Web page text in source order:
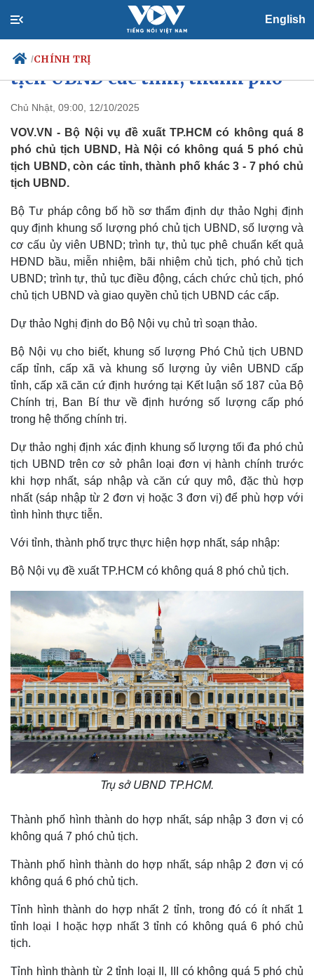
English
/CHÍNH TRỊ
Chính trị
Đảng
Tổ chức nhân sự
Quốc hội
Xã hội
Tin 24h
Dự báo thời tiết
Việc làm
Biển đảo
Thế giới
Quan sát
Cuộc sống đó đây
Hồ sơ
Multimedia
Video
Infographic
Đề xuất mới số lượng phó chủ
tịch UBND các tỉnh, thành phố
Chủ Nhật, 09:00, 12/10/2025
VOV.VN - Bộ Nội vụ đề xuất TP.HCM có không quá 8
phó chủ tịch UBND, Hà Nội có không quá 5 phó chủ
tịch UBND, còn các tỉnh, thành phố khác 3 - 7 phó chủ
tịch UBND.
Bộ Tư pháp công bố hồ sơ thẩm định dự thảo Nghị định
quy định khung số lượng phó chủ tịch UBND, số lượng và
cơ cấu ủy viên UBND; trình tự, thủ tục phê chuẩn kết quả
HĐND bầu, miễn nhiệm, bãi nhiệm chủ tịch, phó chủ tịch
UBND; trình tự, thủ tục điều động, cách chức chủ tịch, phó
chủ tịch UBND và giao quyền chủ tịch UBND các cấp.
Dự thảo Nghị định do Bộ Nội vụ chủ trì soạn thảo.
Bộ Nội vụ cho biết, khung số lượng Phó Chủ tịch UBND
cấp tỉnh, cấp xã và khung số lượng ủy viên UBND cấp
tỉnh, cấp xã căn cứ định hướng tại Kết luận số 187 của Bộ
Chính trị, Ban Bí thư về định hướng số lượng cấp phó
trong hệ thống chính trị.
Dự thảo nghị định xác định khung số lượng tối đa phó chủ
tịch UBND trên cơ sở phân loại đơn vị hành chính trước
khi hợp nhất, sáp nhập và căn cứ quy mô, đặc thù hợp
nhất (sáp nhập từ 2 đơn vị hoặc 3 đơn vị) để phù hợp với
tình hình thực tiễn.
Với tỉnh, thành phố trực thực hiện hợp nhất, sáp nhập:
Bộ Nội vụ đề xuất TP.HCM có không quá 8 phó chủ tịch.
Trụ sở UBND TP.HCM.
Thành phố hình thành do hợp nhất, sáp nhập 3 đơn vị có
không quá 7 phó chủ tịch.
Thành phố hình thành do hợp nhất, sáp nhập 2 đơn vị có
không quá 6 phó chủ tịch.
Tỉnh hình thành do hợp nhất 2 tỉnh, trong đó có ít nhất 1
tỉnh loại I hoặc hợp nhất 3 tỉnh có không quá 6 phó chủ
tịch.
Tỉnh hình thành từ 2 tỉnh loại II, III có không quá 5 phó chủ